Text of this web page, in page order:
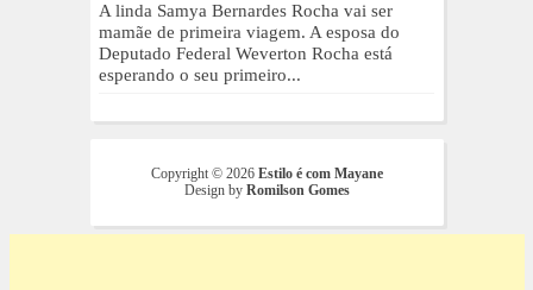
A linda Samya Bernardes Rocha vai ser
mamãe de primeira viagem. A esposa do
Deputado Federal Weverton Rocha está
esperando o seu primeiro...
Copyright © 2026 Estilo é com Mayane
Design by Romilson Gomes